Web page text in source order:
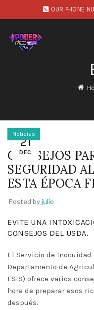
OUR PHONE
21
DEC
Noticias
CONSEJOS
SEGURIDAD
ESTA ÉPOCA
Posted byjulio
EVITE UNA
CONSEJOS DEL USDA.
El Servicio de
Departamento de
FSIS) ofrece varios
hora de preparar esos
después.